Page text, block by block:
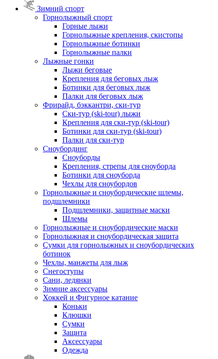
Зимний спорт
Горнолыжный спорт
Горные лыжи
Горнолыжные крепления, скистопы
Горнолыжные ботинки
Горнолыжные палки
Лыжные гонки
Лыжи беговые
Крепления для беговых лыж
Ботинки для беговых лыж
Палки для беговых лыж
Фрирайд, бэккантри, ски-тур
Ски-тур (ski-tour) лыжи
Крепления для ски-тур (ski-tour)
Ботинки для ски-тур (ski-tour)
Палки для ски-тур
Сноубординг
Сноуборды
Крепления, стрепы для сноуборда
Ботинки для сноуборда
Чехлы для сноубордов
Горнолыжные и сноубордические шлемы,
подшлемники
Подшлемники, защитные маски
Шлемы
Горнолыжные и сноубордические маски
Горнолыжная и сноубордическая защита
Сумки для горнолыжных и сноубордических
ботинок
Чехлы, манжеты для лыж
Снегоступы
Сани, ледянки
Зимние аксессуары
Хоккей и Фигурное катание
Коньки
Клюшки
Сумки
Защита
Аксессуары
Одежда